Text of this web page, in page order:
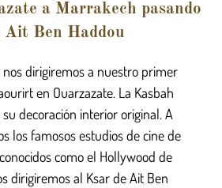
a Marrakech pasando
Ait Ben Haddou
nos dirigiremos a nuestro primer
en Ouarzazate. La Kasbah
decoración interior original. A
los famosos estudios de cine de
como el Hollywood de
dirigiremos al Ksar de Ait Ben